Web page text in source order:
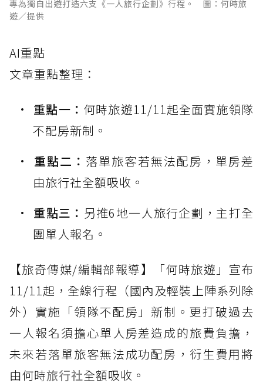
專為獨自出遊打造六支《一人旅行企劃》行程。 圖：何時旅
遊／提供
AI重點
文章重點整理：
重點一： 何時旅遊11/11起全面實施領隊
不配房新制。
重點二： 落單旅客若無法配房，單房差
由旅行社全額吸收。
重點三： 另推6地一人旅行企劃，主打全
團單人報名。
【旅奇傳媒/編輯部報導】「何時旅遊」宣布
11/11起，全線行程（國內及輕裝上陣系列除
外）實施「領隊不配房」新制。更打破過去
一人報名須擔心單人房差造成的旅費負擔，
未來若落單旅客無法成功配房，衍生費用將
由何時旅行社全額吸收。